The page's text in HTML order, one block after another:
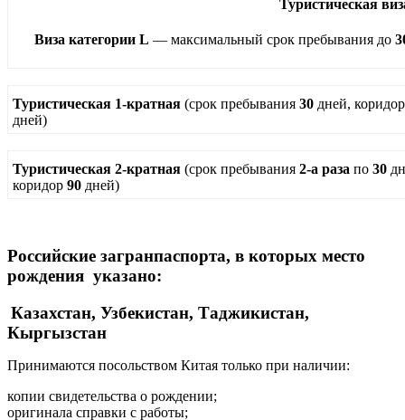
Туристическая
Виза категории L — максимальный срок пребывания до
Туристическая 1-кратная (срок пребывания 30 дней, коридор
дней)
Туристическая 2-кратная (срок пребывания 2-а раза по 30
коридор 90 дней)
Российские загранпаспорта, в которых место
рождения указано:
Казахстан, Узбекистан, Таджикистан,
Кыргызстан
Принимаются посольством Китая только при наличии:
копии свидетельства о рождении;
оригинала справки с работы;